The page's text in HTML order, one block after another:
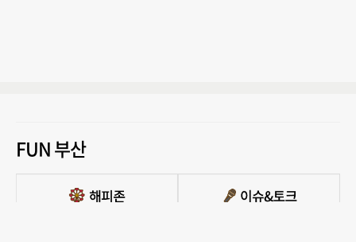
FUN 부산